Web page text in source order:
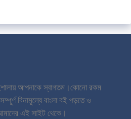
আপনাকে স্বাগতম।কোনো রকম
বিনামূল্যে বাংলা বই পড়তে ও
এই সাইট থেকে।